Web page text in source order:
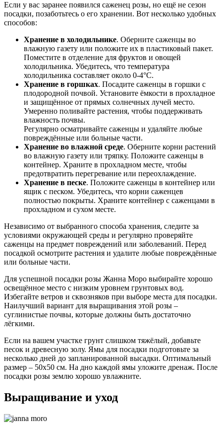
Если у вас заранее появился саженец розы, но ещё не сезон
посадки, позаботьтесь о его хранении. Вот несколько удобных
способов:
Хранение в холодильнике. Оберните саженцы во
влажную газету или положите их в пластиковый пакет.
Поместите в отделение для фруктов и овощей
холодильника. Убедитесь, что температура
холодильника составляет около 0-4°C.
Хранение в горшках. Посадите саженцы в горшки с
плодородной почвой. Установите ёмкости в прохладное
и защищённое от прямых солнечных лучей место.
Умеренно поливайте растения, чтобы поддерживать
влажность почвы.
Регулярно осматривайте саженцы и удаляйте любые
повреждённые или больные части.
Хранение во влажной среде. Оберните корни растений
во влажную газету или тряпку. Положите саженцы в
контейнер. Храните в прохладном месте, чтобы
предотвратить перегревание или переохлаждение.
Хранение в песке. Положите саженцы в контейнер или
ящик с песком. Убедитесь, что корни саженцев
полностью покрыты. Храните контейнер с саженцами в
прохладном и сухом месте.
Независимо от выбранного способа хранения, следите за
условиями окружающей среды и регулярно проверяйте
саженцы на предмет повреждений или заболеваний. Перед
посадкой осмотрите растения и удалите любые повреждённые
или больные части.
Для успешной посадки розы Жанна Моро выбирайте хорошо
освещённое место с низким уровнем грунтовых вод.
Избегайте ветров и сквозняков при выборе места для посадки.
Наилучший вариант для выращивания этой розы –
суглинистые почвы, которые должны быть достаточно
лёгкими.
Если на вашем участке грунт слишком тяжёлый, добавьте
песок и древесную золу. Ямы для посадки подготовьте за
несколько дней до запланированной высадки. Оптимальный
размер – 50х50 см. На дно каждой ямы уложите дренаж. После
посадки розы землю хорошо увлажните.
Выращивание и уход